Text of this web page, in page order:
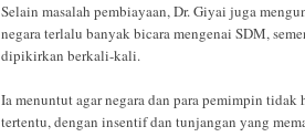
Selain masalah pembiayaan, Dr. Giyai juga
negara terlalu banyak bicara mengenai SDM,
dipikirkan berkali-kali.
Ia menuntut agar negara dan para pemimpin
tertentu, dengan insentif dan tunjangan yang